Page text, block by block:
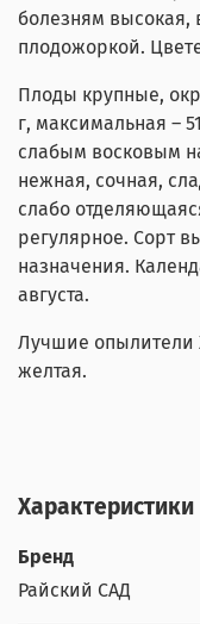
болезням высокая,
плодожоркой.
Плоды крупные,
г, максимальная –
слабым восковым
нежная, сочная,
слабо
регулярное. Сорт
назначения.
августа.
Лучшие опылители
желтая.
Характеристики
Бренд
Райский САД